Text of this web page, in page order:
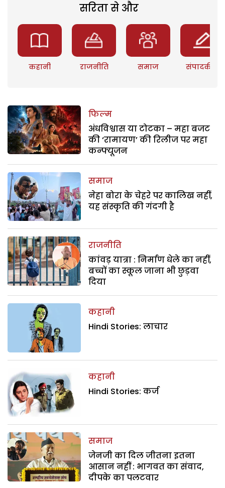
सरिता से और
कहानी राजनीति समाज संपादकीय
फिल्म
अंधविश्वास या टोटका – महा बजट
की ‘रामायण’ की रिलीज पर महा
कन्फ्यूजन
समाज
नेहा बोरा के चेहरे पर कालिख नहीं,
यह संस्कृति की गंदगी है
राजनीति
कांवड़ यात्रा : निर्माण धेले का नहीं,
बच्चों का स्कूल जाना भी छुड़वा
दिया
कहानी
Hindi Stories: लाचार
कहानी
Hindi Stories: कर्ज
समाज
जेनजी का दिल जीतना इतना
आसान नहीं : भागवत का संवाद,
दीपके का पलटवार